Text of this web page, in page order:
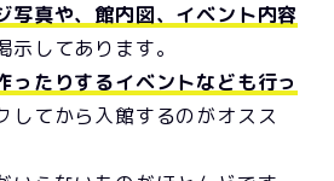
写真や、館内図、イベント内容
してあります。
ったりするイベントなども行っ
してから入館するのがオスス